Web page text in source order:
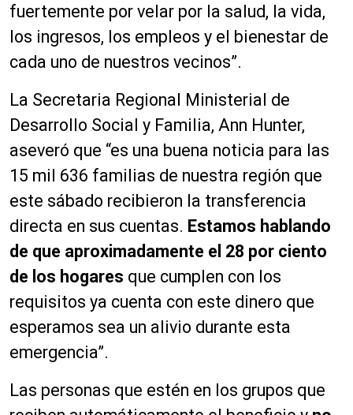
fuertemente por velar por la salud, la vida,
los ingresos, los empleos y el bienestar de
cada uno de nuestros vecinos”.
La Secretaria Regional Ministerial de
Desarrollo Social y Familia, Ann Hunter,
aseveró que “es una buena noticia para las
15 mil 636 familias de nuestra región que
este sábado recibieron la transferencia
directa en sus cuentas. Estamos hablando
de que aproximadamente el 28 por ciento
de los hogares que cumplen con los
requisitos ya cuenta con este dinero que
esperamos sea un alivio durante esta
emergencia”.
Las personas que estén en los grupos que